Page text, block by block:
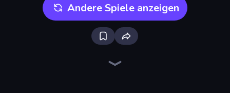
Andere Spiele anzeigen